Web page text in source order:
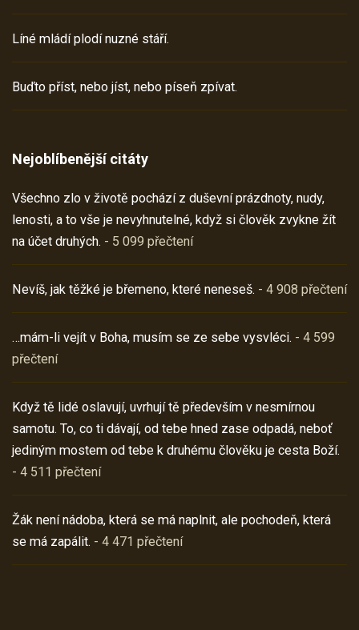
Líné mládí plodí nuzné stáří.
Buďto příst, nebo jíst, nebo píseň zpívat.
Nejoblíbenější citáty
Všechno zlo v životě pochází z duševní prázdnoty, nudy,
lenosti, a to vše je nevyhnutelné, když si člověk zvykne žít
na účet druhých. - 5 099 přečtení
Nevíš, jak těžké je břemeno, které neneseš. - 4 908 přečtení
…mám-li vejít v Boha, musím se ze sebe vysvléci. - 4 599
přečtení
Když tě lidé oslavují, uvrhují tě především v nesmírnou
samotu. To, co ti dávají, od tebe hned zase odpadá, neboť
jediným mostem od tebe k druhému člověku je cesta Boží.
- 4 511 přečtení
Žák není nádoba, která se má naplnit, ale pochodeň, která
se má zapálit. - 4 471 přečtení